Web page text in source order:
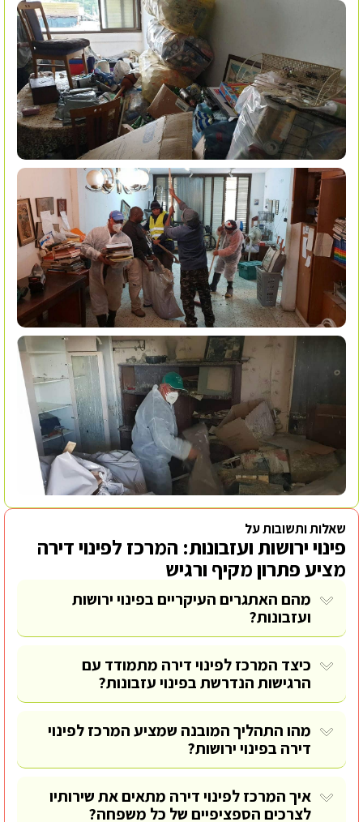
שאלות ותשובות על
פינוי ירושות ועזבונות: המרכז לפינוי דירה
מציע פתרון מקיף ורגיש
מהם האתגרים העיקריים בפינוי ירושות
ועזבונות?
כיצד המרכז לפינוי דירה מתמודד עם
הרגישות הנדרשת בפינוי עזבונות?
מהו התהליך המובנה שמציע המרכז לפינוי
דירה בפינוי ירושות?
איך המרכז לפינוי דירה מתאים את שירותיו
לצרכים הספציפיים של כל משפחה?